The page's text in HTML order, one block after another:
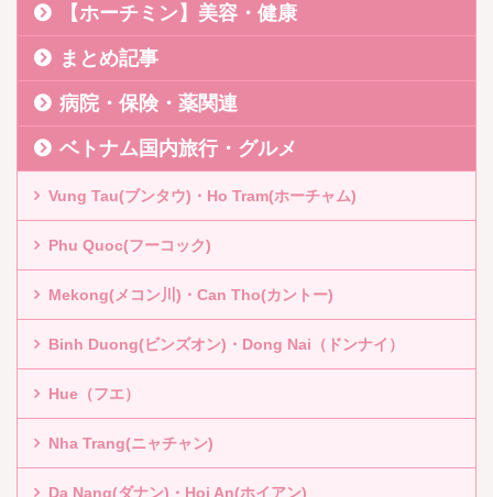
【ホーチミン】美容・健康
まとめ記事
病院・保険・薬関連
ベトナム国内旅行・グルメ
Vung Tau(ブンタウ)・Ho Tram(ホーチャム)
Phu Quoc(フーコック)
Mekong(メコン川)・Can Tho(カントー)
Binh Duong(ビンズオン)・Dong Nai（ドンナイ）
Hue（フエ）
Nha Trang(ニャチャン)
Da Nang(ダナン)・Hoi An(ホイアン)